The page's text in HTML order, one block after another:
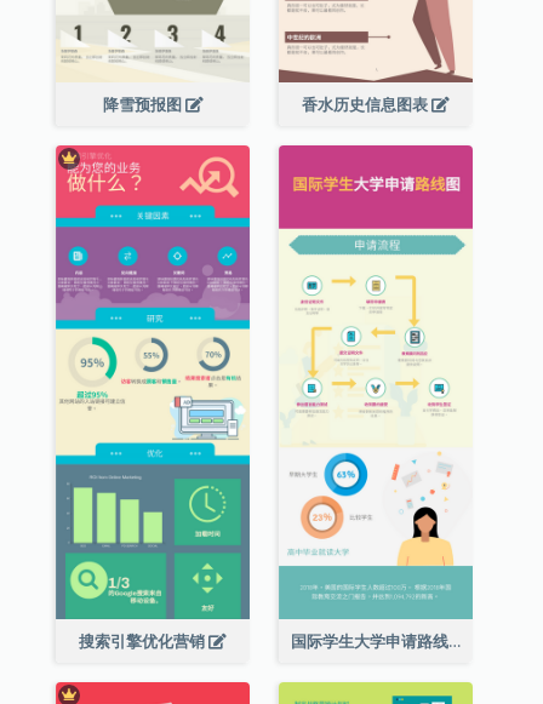
降雪预报图 香水历史信息图表
搜索引擎优化营销 国际学生大学申请路线图